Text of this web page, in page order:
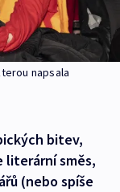
napsala
bitev,
literární směs,
(nebo spíše